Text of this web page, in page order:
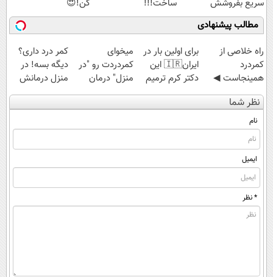
سریع بفروشش
ساخت!!!
کن!😍
مطالب پیشنهادی
‌راه خلاصی از
کمردرد
همینجاست ◀
فقط کافیه فرم
رو پر کنی!
برای اولین بار در
ایران🇮🇷 این
دکتر کرم ترمیم
کننده 23 روزه
ساخت!
میخوای
کمردردت رو "در
منزل" درمان
کنی؟ (◂فیلم +
◂پرسش‌نامه)
کمر درد داری؟
دیگه بسه! در
منزل درمانش
کن
(◀پرسش‌نامه)
نظر شما
نام
ایمیل
* نظر